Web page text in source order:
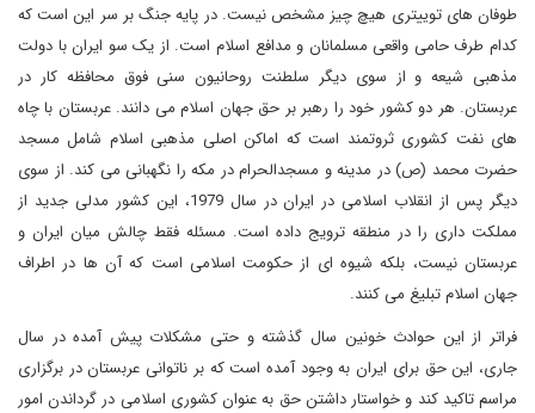
طوفان های توییتری هیچ چیز مشخص نیست. در پایه جنگ بر سر این است که
کدام طرف حامی واقعی مسلمانان و مدافع اسلام است. از یک سو ایران با دولت
مذهبی شیعه و از سوی دیگر سلطنت روحانیون سنی فوق محافظه کار در
عربستان. هر دو کشور خود را رهبر بر حق جهان اسلام می دانند. عربستان با چاه
های نفت کشوری ثروتمند است که اماکن اصلی مذهبی اسلام شامل مسجد
حضرت محمد (ص) در مدینه و مسجدالحرام در مکه را نگهبانی می کند. از سوی
دیگر پس از انقلاب اسلامی در ایران در سال 1979، این کشور مدلی جدید از
مملکت داری را در منطقه ترویج داده است. مسئله فقط چالش میان ایران و
عربستان نیست، بلکه شیوه ای از حکومت اسلامی است که آن ها در اطراف
جهان اسلام تبلیغ می کنند.
فراتر از این حوادث خونین سال گذشته و حتی مشکلات پیش آمده در سال
جاری، این حق برای ایران به وجود آمده است که بر ناتوانی عربستان در برگزاری
مراسم تاکید کند و خواستار داشتن حق به عنوان کشوری اسلامی در گرداندن امور